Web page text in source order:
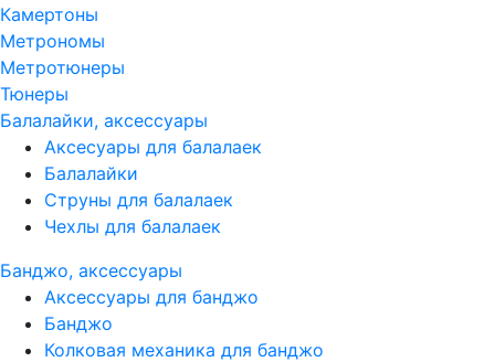
Камертоны
Метрономы
Метротюнеры
Тюнеры
Балалайки, аксессуары
Аксесуары для балалаек
Балалайки
Струны для балалаек
Чехлы для балалаек
Банджо, аксессуары
Аксессуары для банджо
Банджо
Колковая механика для банджо